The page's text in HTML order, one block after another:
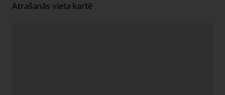
Atrašanās vieta kartē